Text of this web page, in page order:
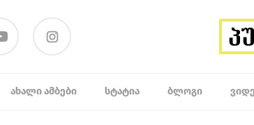
ᲐᲮᲐᲚᲘ ᲐᲛᲑᲔᲑᲘ ᲡᲢᲐᲢᲘᲐ ᲑᲚᲝᲒᲘ